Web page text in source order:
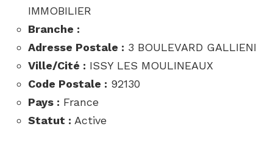
IMMOBILIER
Branche :
Adresse Postale : 3 BOULEVARD GALLIENI
Ville/Cité : ISSY LES MOULINEAUX
Code Postale : 92130
Pays : France
Statut : Active